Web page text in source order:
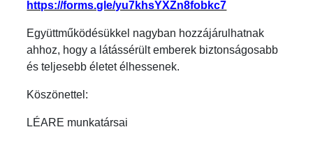
https://forms.gle/yu7khsYXZn8fobkc7
Együttműködésükkel nagyban hozzájárulhatnak
ahhoz, hogy a látássérült emberek biztonságosabb
és teljesebb életet élhessenek.
Köszönettel:
LÉARE munkatársai